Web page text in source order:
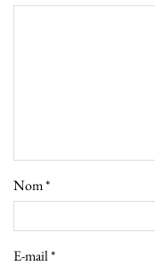
Nom*
E-mail*